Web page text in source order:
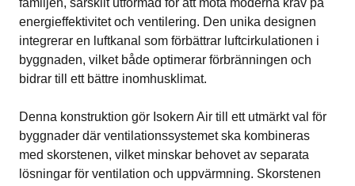
familjen, särskilt utformad för att möta moderna krav på
energieffektivitet och ventilering. Den unika designen
integrerar en luftkanal som förbättrar luftcirkulationen i
byggnaden, vilket både optimerar förbränningen och
bidrar till ett bättre inomhusklimat.
Denna konstruktion gör Isokern Air till ett utmärkt val för
byggnader där ventilationssystemet ska kombineras
med skorstenen, vilket minskar behovet av separata
lösningar för ventilation och uppvärmning. Skorstenen